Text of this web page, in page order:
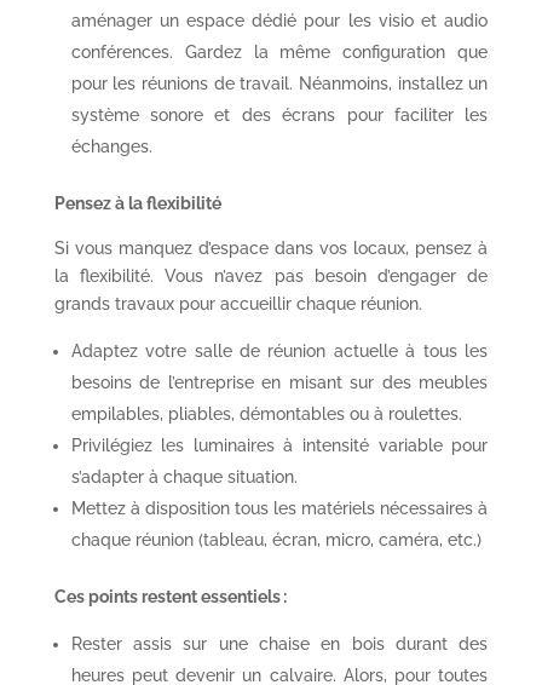
aménager un espace dédié pour les visio et audio
conférences. Gardez la même configuration que
pour les réunions de travail. Néanmoins, installez un
système sonore et des écrans pour faciliter les
échanges.
Pensez à la flexibilité
Si vous manquez d’espace dans vos locaux, pensez à
la flexibilité. Vous n’avez pas besoin d’engager de
grands travaux pour accueillir chaque réunion.
Adaptez votre salle de réunion actuelle à tous les
besoins de l’entreprise en misant sur des meubles
empilables, pliables, démontables ou à roulettes.
Privilégiez les luminaires à intensité variable pour
s’adapter à chaque situation.
Mettez à disposition tous les matériels nécessaires à
chaque réunion (tableau, écran, micro, caméra, etc.)
Ces points restent essentiels :
Rester assis sur une chaise en bois durant des
heures peut devenir un calvaire. Alors, pour toutes